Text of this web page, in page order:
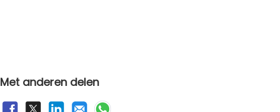
Met anderen delen